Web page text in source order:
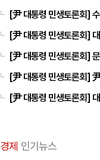
[尹 대통령 민생토론회]
[尹 대통령 민생토론회]
[尹 대통령 민생토론회]
[尹 대통령 민생토론회]
[尹 대통령 민생토론회]
경제 인기뉴스